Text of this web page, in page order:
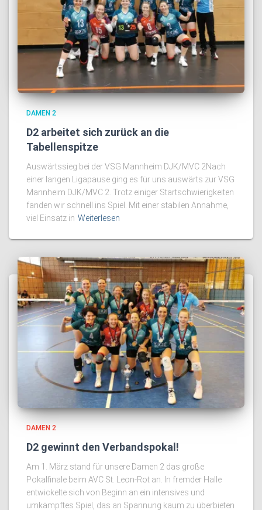
DAMEN 2
D2 arbeitet sich zurück an die
Tabellenspitze
Auswärtssieg bei der VSG Mannheim DJK/MVC 2Nach
einer langen Ligapause ging es für uns auswärts zur VSG
Mannheim DJK/MVC 2. Trotz einiger Startschwierigkeiten
fanden wir schnell ins Spiel. Mit einer stabilen Annahme,
viel Einsatz in Weiterlesen
DAMEN 2
D2 gewinnt den Verbandspokal!
Am 1. März stand für unsere Damen 2 das große
Pokalfinale beim AVC St. Leon-Rot an. In fremder Halle
entwickelte sich von Beginn an ein intensives und
umkämpftes Spiel, das an Spannung kaum zu überbieten